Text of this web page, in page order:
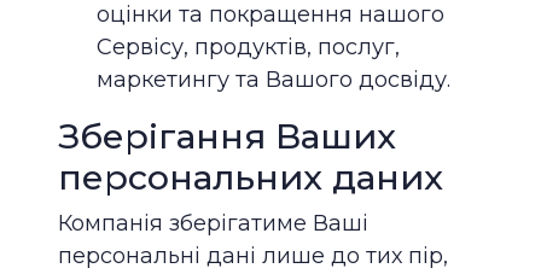
оцінки та покращення нашого
Сервісу, продуктів, послуг,
маркетингу та Вашого досвіду.
Зберігання Ваших
персональних даних
Компанія зберігатиме Ваші
персональні дані лише до тих пір,